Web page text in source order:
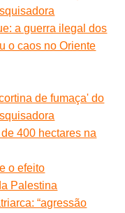
a guerra ilegal dos
o caos no Oriente
de fumaça' do
400 hectares na
o efeito
Palestina
“agressão